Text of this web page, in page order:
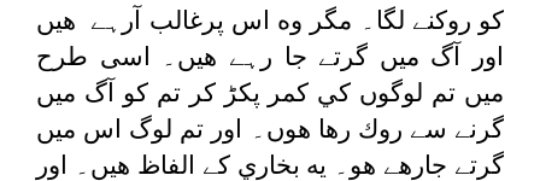
كو روكنے لگا۔ مگر وه اس پرغالب آرہے هيں
اور آگ ميں گرتے جا رہے هيں۔ اسی طرح
ميں تم لوگوں کي كمر پكڑ كر تم کو آگ ميں
گرنے سے روك رها هوں۔ اور تم لوگ اس ميں
گرتے جارهے هو۔ يه بخاري كے الفاظ هيں۔ اور